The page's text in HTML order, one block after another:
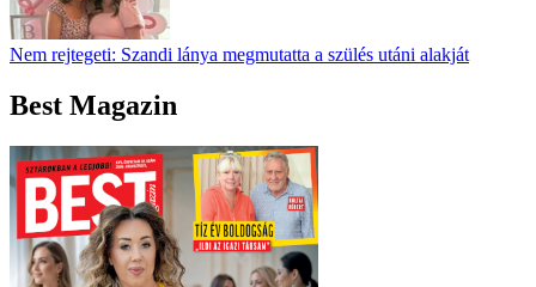
Nem rejtegeti: Szandi lánya megmutatta a szülés utáni alakját
Best Magazin